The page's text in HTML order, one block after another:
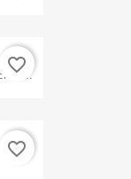
favorite_border
favorite_border